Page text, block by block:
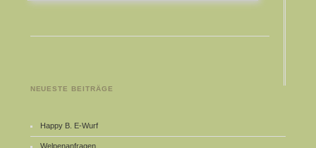
NEUESTE BEITRÄGE
Happy B. E-Wurf
Welpenanfragen